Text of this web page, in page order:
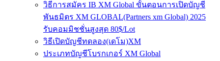
วิธีการสมัคร IB XM Global ขั้นตอนการเปิดบัญชี
พันธมิตร XM GLOBAL(Partners xm Global) 2025
รับคอมมิชชั่นสูงสุด 80$/Lot
วิธีเปิดบัญชีทดลอง(เดโม)XM
ประเภทบัญชีโบรกเกอร์ XM Global